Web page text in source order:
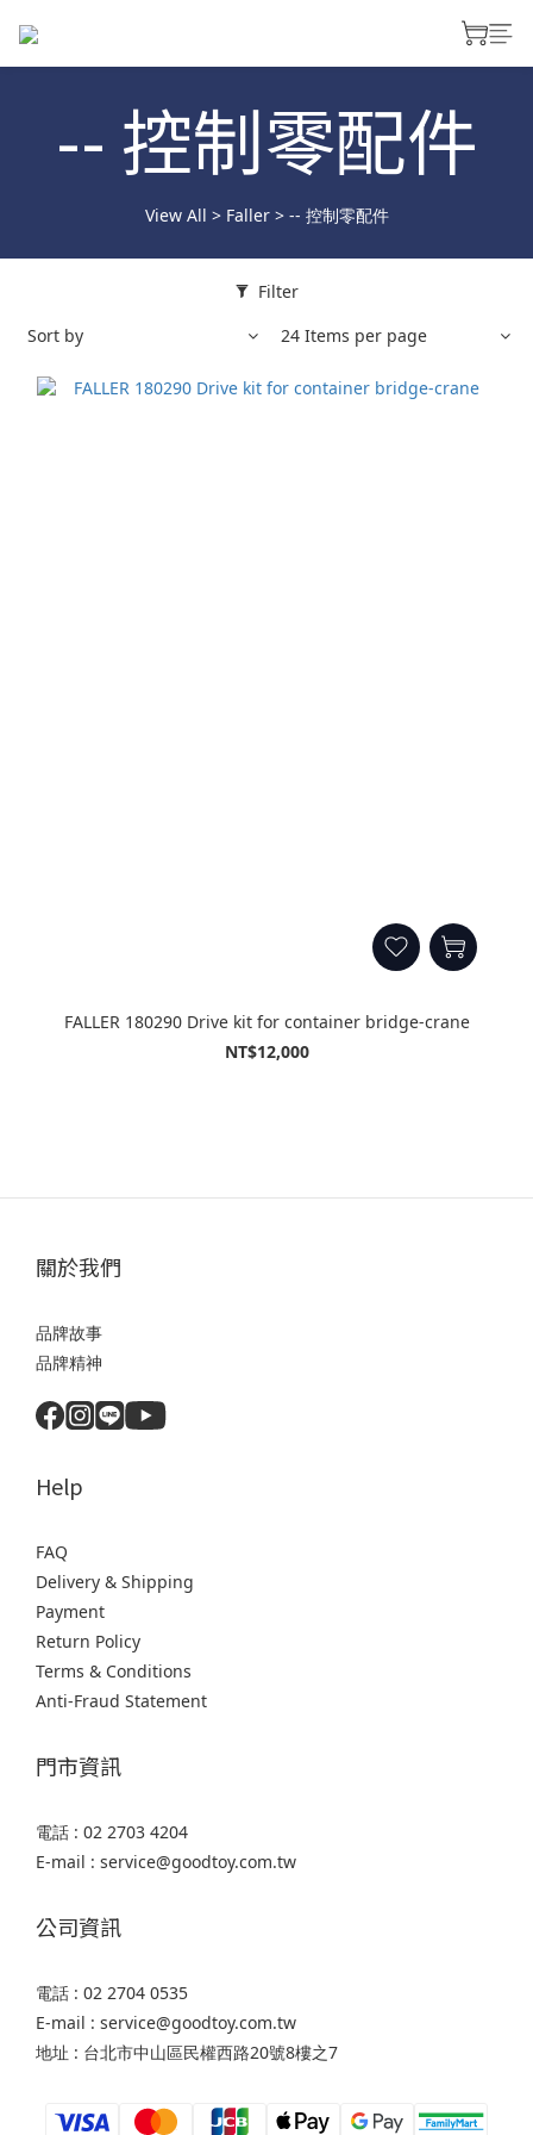
-- 控制零配件
View All > Faller> -- 控制零配件
Filter
Sort by
24 Items per page
FALLER 180290 Drive kit for container bridge-crane
NT$12,000
關於我們
品牌故事
品牌精神
Help
FAQ
Delivery & Shipping
Payment
Return Policy
Terms & Conditions
Anti-Fraud Statement
門市資訊
電話 : 02 2703 4204
E-mail : service@goodtoy.com.tw
公司資訊
電話 : 02 2704 0535
E-mail : service@goodtoy.com.tw
地址 : 台北市中山區民權西路20號8樓之7